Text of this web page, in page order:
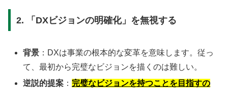
2. 「DXビジョンの明確化」を無視する
背景 ：DXは事業の根本的な変革を意味します。従っ
て、最初から完璧なビジョンを描くのは難しい。
逆説的提案 ： 完璧なビジョンを持つことを目指すの